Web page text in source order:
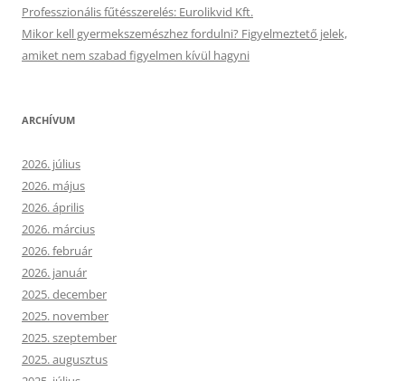
Professzionális fűtésszerelés: Eurolikvid Kft.
Mikor kell gyermekszemészhez fordulni? Figyelmeztető jelek,
amiket nem szabad figyelmen kívül hagyni
ARCHÍVUM
2026. július
2026. május
2026. április
2026. március
2026. február
2026. január
2025. december
2025. november
2025. szeptember
2025. augusztus